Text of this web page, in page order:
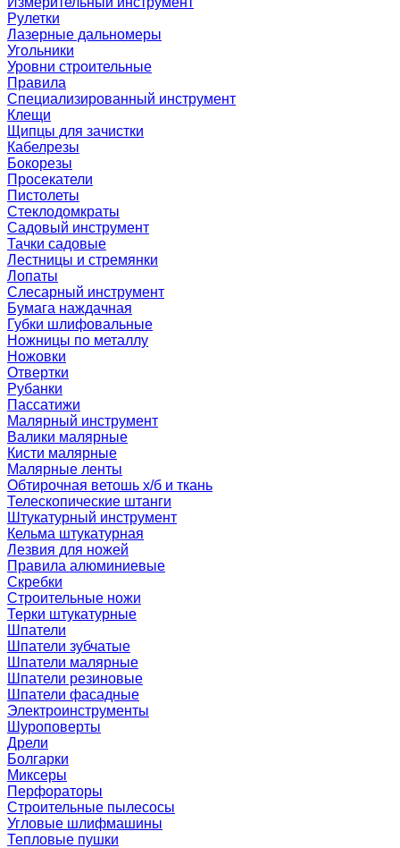
Рулетки
Лазерные дальномеры
Угольники
Уровни строительные
Правила
Специализированный инструмент
Клещи
Щипцы для зачистки
Кабелрезы
Бокорезы
Просекатели
Пистолеты
Стеклодомкраты
Садовый инструмент
Тачки садовые
Лестницы и стремянки
Лопаты
Слесарный инструмент
Бумага наждачная
Губки шлифовальные
Ножницы по металлу
Ножовки
Отвертки
Рубанки
Пассатижи
Малярный инструмент
Валики малярные
Кисти малярные
Малярные ленты
Обтирочная ветошь х/б и ткань
Телескопические штанги
Штукатурный инструмент
Кельма штукатурная
Лезвия для ножей
Правила алюминиевые
Скребки
Строительные ножи
Терки штукатурные
Шпатели
Шпатели зубчатые
Шпатели малярные
Шпатели резиновые
Шпатели фасадные
Электроинструменты
Шуроповерты
Дрели
Болгарки
Миксеры
Перфораторы
Строительные пылесосы
Угловые шлифмашины
Тепловые пушки